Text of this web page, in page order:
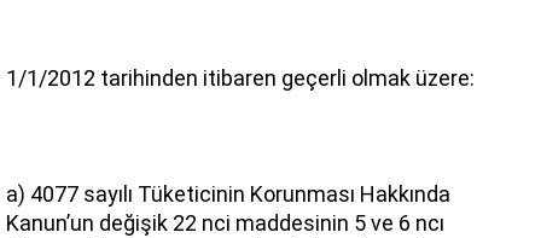
1/1/2012 tarihinden itibaren geçerli olmak üzere:
a) 4077 sayılı Tüketicinin Korunması Hakkında
Kanun’un değişik 22 nci maddesinin 5 ve 6 ncı